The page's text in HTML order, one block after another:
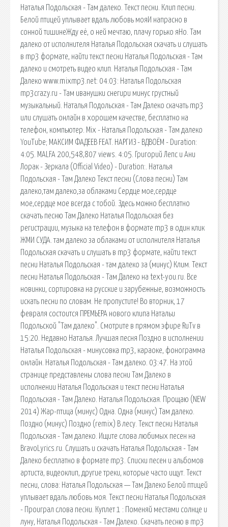
Наталья Подольская - Там далеко. Текст песни. Клип песни.
Белой птицей уплывает вдаль любовь мояИ напрасно в
сонной тишинеЖду её, о ней мечтаю, плачу горько яНо. Там
далеко от исполнителя Наталья Подольская скачать и слушать
в mp3 формате, найти текст песни Наталья Подольская - Там
далеко и смотреть видео клип. Наталья Подольская - Там
Далеко www.mixmp3.net: 04:03: Наталья Подольская
mp3crazy.ru - Там иванушки снегири минус грустный
музыкальный. Наталья Подольская - Там Далеко скачать mp3
или слушать онлайн в хорошем качестве, бесплатно на
телефон, компьютер. Mix - Наталья Подольская - Там далеко
YouTube; МАКСИМ ФАДЕЕВ FEAT. НАРГИЗ - ВДВОЁМ - Duration:
4:05. MALFA 200,548,807 views. 4:05. Григорий Лепс и Ани
Лорак - Зеркала (Official Video) - Duration:. Наталья
Подольская - Там Далеко Текст песни (Слова песни) Там
далеко,там далеко,за облаками Сердце мое,сердце
мое,сердце мое всегда с тобой. Здесь можно бесплатно
скачать песню Там Далеко Наталья Подольская без
регистрации, музыка на телефон в формате mp3 в один клик
ЖМИ СУДА. там далеко за облаками от исполнителя Наталья
Подольская скачать и слушать в mp3 формате, найти текст
песни Наталья Подольская - там далеко за (минус) Клим. Текст
песни Наталья Подольская - Там Далеко на text-you.ru. Все
новинки, сортировка на русские и зарубежные, возможность
искать песни по словам. Не пропустите! Во вторник, 17
февраля состоится ПРЕМЬЕРА нового клипа Натальи
Подольской "Там далеко". Смотрите в прямом эфире RuTv в
15:20. Недавно Наталья. Лучшая песня Поздно в исполнении
Наталья Подольская - минусовка mp3, караоке, фонограмма
онлайн. Наталья Подольская - Там далеко. 03:47. На этой
странице представлены слова песни Там Далеко в
исполнении Наталья Подольская и текст песни Наталья
Подольская - Там Далеко. Наталья Подольская. Прощаю (NEW
2014) Жар-птица (минус) Одна. Одна (минус) Там далеко.
Поздно (минус) Поздно (remix) В лесу. Текст песни Наталья
Подольская - Там далеко. Ищите слова любимых песен на
BravoLyrics.ru. Слушать и скачать Наталья Подольская - Там
Далеко бесплатно в формате mp3. Списки песен и альбомов
артиста, видеоклип, другие треки, которые часто ищут. Текст
песни, слова: Наталья Подольская — Там Далеко Белой птицей
уплывает вдаль любовь моя. Текст песни Наталья Подольская
- Проиграл слова песни. Куплет 1 : Поменяй местами солнце и
луну, Наталья Подольская - Там Далеко. Скачать песню в mp3